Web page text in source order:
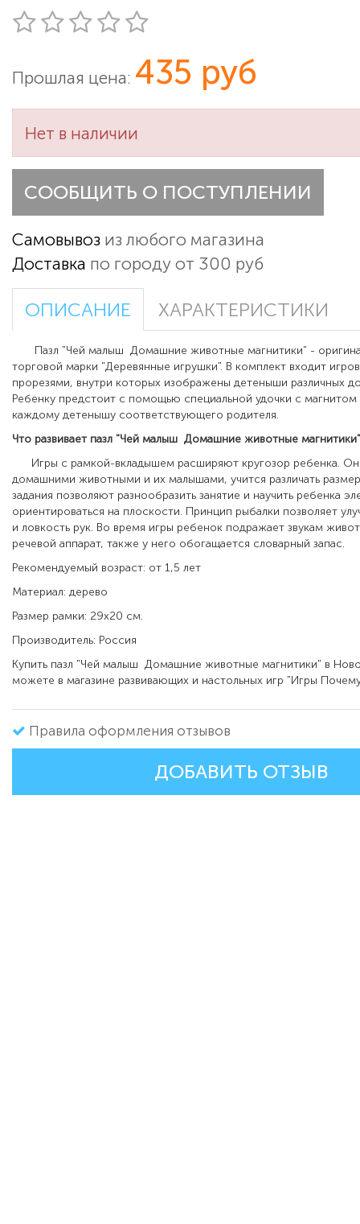
Прошлая цена: 435 руб
Нет в наличии
СООБЩИТЬ О ПОСТУПЛЕНИИ
Самовывоз из любого магазина
Доставка по городу от 300 руб
ОПИСАНИЕ ХАРАКТЕРИСТИКИ
Пазл "Чей малыш Домашние животные магнитики" -
торговой марки "Деревянные игрушки". В комплект входит
прорезями, внутри которых изображены детеныши различных
Ребенку предстоит с помощью специальной удочки с магнитом
каждому детенышу соответствующего родителя.
Что развивает пазл "Чей малыш Домашние животные магнитики"
Игры с рамкой-вкладышем расширяют кругозор ребенка. Он
домашними животными и их малышами, учится различать
задания позволяют разнообразить занятие и научить ребенка
ориентироваться на плоскости. Принцип рыбалки позволяет
и ловкость рук. Во время игры ребенок подражает звукам
речевой аппарат, также у него обогащается словарный запас.
Рекомендуемый возраст: от 1,5 лет
Материал: дерево
Размер рамки: 29х20 см.
Производитель: Россия
Купить пазл "Чей малыш Домашние животные магнитики" в
можете в магазине развивающих и настольных игр "Игры
Правила оформления отзывов
ДОБАВИТЬ ОТЗЫВ